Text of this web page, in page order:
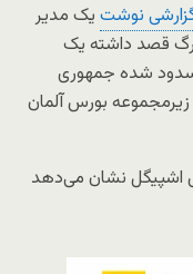
نوشت یک مدیر
قصد داشته یک
مسدود شده جمهوری
زیرمجموعه‌ بورس آلمان
اشپیگل نشان می‌دهد